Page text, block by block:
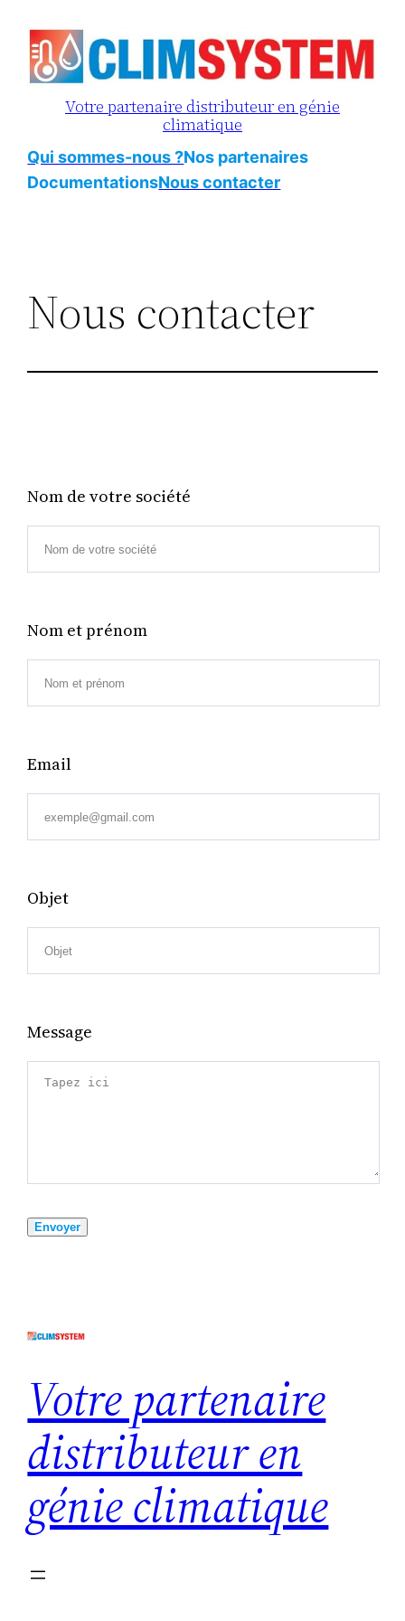
contenu
Votre partenaire distributeur en génie
climatique
Qui sommes-nous ?Nos partenaires
DocumentationsNous contacter
Nous contacter
Nom de votre société
Nom et prénom
Email
Objet
Message
Envoyer
Votre partenaire
distributeur en
génie climatique